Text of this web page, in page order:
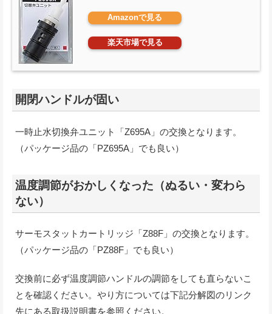
Amazonで見る
楽天市場で見る
開閉ハンドルが固い
一時止水切換弁ユニット「Z695A」の交換となります。
（パッケージ品の「PZ695A」でも良い）
温度調節がおかしくなった（ぬるい・変わら
ない）
サーモスタットカートリッジ「Z88F」の交換となります。
（パッケージ品の「PZ88F」でも良い）
交換前に必ず温度調節ハンドルの調節をしても直らないこ
とを確認ください。やり方については下記分解図のリンク
先にある取扱説明書を参照ください。